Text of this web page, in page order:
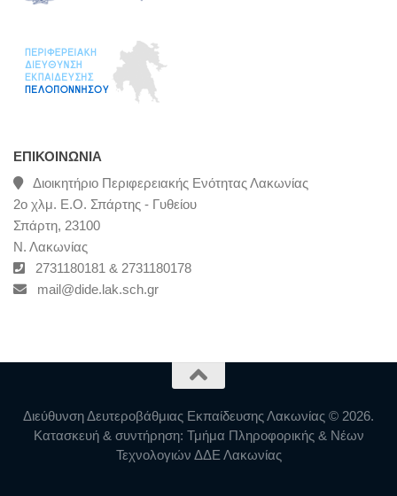
ΕΠΙΚΟΙΝΩΝΊΑ
Διοικητήριο Περιφερειακής Ενότητας Λακωνίας
2ο χλμ. Ε.Ο. Σπάρτης - Γυθείου
Σπάρτη, 23100
Ν. Λακωνίας
2731180181 & 2731180178
mail@dide.lak.sch.gr
Διεύθυνση Δευτεροβάθμιας Εκπαίδευσης Λακωνίας © 2026.
Κατασκευή & συντήρηση: Τμήμα Πληροφορικής & Νέων
Τεχνολογιών ΔΔΕ Λακωνίας